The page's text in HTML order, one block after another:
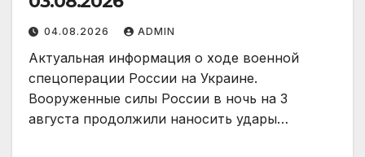
04.08.2026 ADMIN
Актуальная информация о ходе военной
спецоперации России на Украине.
Вооруженные силы России в ночь на 3
августа продолжили наносить удары…